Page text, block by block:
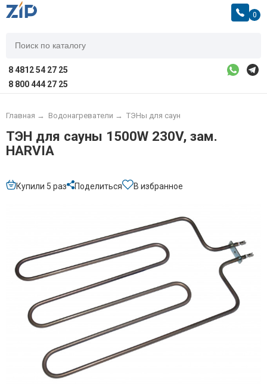
0
8 4812 54 27 25
8 800 444 27 25
Главная → Водонагреватели → ТЭНы для саун
ТЭН для сауны 1500W 230V, зам.
HARVIA
Купили 5 раз Поделиться В избранное